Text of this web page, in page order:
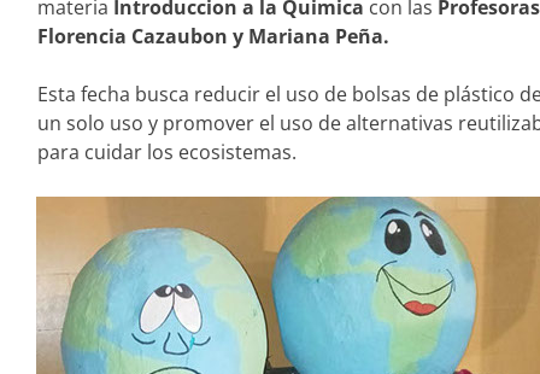
materia Introduccion a la Quimica con las Profesoras
Florencia Cazaubon y Mariana Peña.
Esta fecha busca reducir el uso de bolsas de plástico
un solo uso y promover el uso de alternativas
para cuidar los ecosistemas.